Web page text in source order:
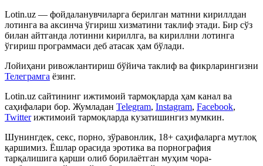
Lotin.uz — фойдаланувчиларга берилган матнни кириллдан
лотинга ва аксинча ўгириш хизматини таклиф этади. Бир сўз
билан айтганда лотинни кириллга, ва кириллни лотинга
ўгириш программаси деб атасак ҳам бўлади.
Лойиҳани ривожлантириш бўйича таклиф ва фикрларингизни
Телеграмга ёзинг.
Lotin.uz сайтининг ижтимоий тармоқларда ҳам канал ва
саҳифалари бор. Жумладан Telegram, Instagram, Facebook,
Twitter ижтимоий тармоқларда кузатишингиз мумкин.
Шунингдек, секс, порно, зўравонлик, 18+ саҳифаларга мутлоқ
қаршимиз. Ёшлар орасида эротика ва порнография
тарқалишига қарши олиб борилаётган муҳим чора-